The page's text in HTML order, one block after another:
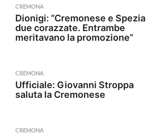
CREMONA
Dionigi: “Cremonese e Spezia
due corazzate. Entrambe
meritavano la promozione”
CREMONA
Ufficiale: Giovanni Stroppa
saluta la Cremonese
CREMONA